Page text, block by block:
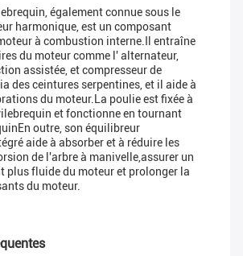
également connue sous le
harmonique, est un composant
à combustion interne.Il entraîne
du moteur comme l' alternateur,
assistée, et compresseur de
des ceintures serpentines, et il aide à
du moteur.La poulie est fixée à
et fonctionne en tournant
outre, son équilibreur
aide à absorber et à réduire les
de l'arbre à manivelle,assurer un
plus fluide du moteur et prolonger la
du moteur.